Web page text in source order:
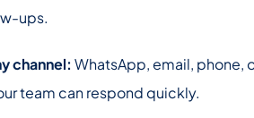
ups.
channel: WhatsApp, email, phone,
team can respond quickly.